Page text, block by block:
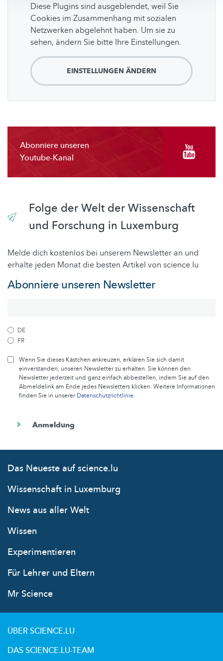
Diese Plugins sind ausgeblendet, weil Sie
Cookies im Zusammenhang mit sozialen
Netzwerken abgelehnt haben. Um sie zu
sehen, ändern Sie bitte Ihre Einstellungen.
EINSTELLUNGEN ÄNDERN
Abonniere unseren
Youtube-Kanal
Folge der Welt der Wissenschaft
und Forschung in Luxemburg
Melde dich kostenlos bei unserem Newsletter an und
erhalte jeden Monat die besten Artikel von science.lu
Abonniere unseren Newsletter
DE
FR
Wenn Sie dieses Kästchen ankreuzen, erklären Sie sich damit
einverstanden, unseren Newsletter zu erhalten. Sie können den
Newsletter jederzeit und ganz einfach abbestellen, indem Sie auf den
Abmeldelink am Ende jedes Newsletters klicken. Weitere Informationen
finden Sie in unsererDatenschutzrichtlinie.
Das Neueste auf science.lu
Wissenschaft in Luxemburg
News aus aller Welt
Wissen
Experimentieren
Für Lehrer und Eltern
Mr Science
ÜBER SCIENCE.LU
DAS SCIENCE.LU-TEAM